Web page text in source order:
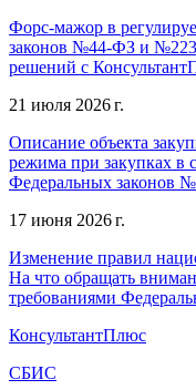
Форс-мажор в
законов №44-ФЗ и
решений с
21 июля 2026 г.
Описание объекта
режима при закупках в
Федеральных законов
17 июня 2026 г.
Изменение правил
На что обращать
требованиями
КонсультантПлюс
СБИС